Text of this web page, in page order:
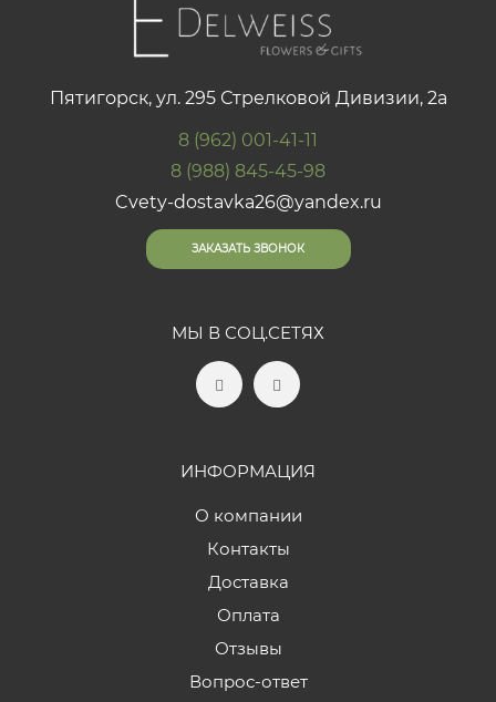
Пятигорск, ул. 295 Стрелковой Дивизии, 2а
8 (962) 001-41-11
8 (988) 845-45-98
Cvety-dostavka26@yandex.ru
ЗАКАЗАТЬ ЗВОНОК
МЫ В СОЦ.СЕТЯХ
ИНФОРМАЦИЯ
О компании
Контакты
Доставка
Оплата
Отзывы
Вопрос-ответ